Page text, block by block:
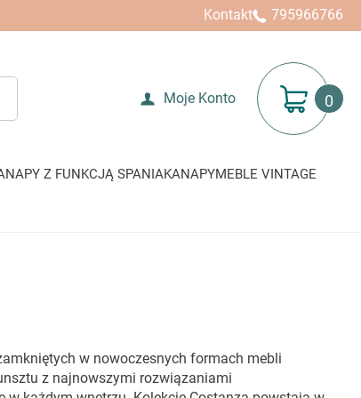
Kontakt 795966766
Moje Konto Mój koszyk
Z FUNKCJĄ SPANIAKANAPYMEBLE VINTAGE
w nowoczesnych formach mebli
z najnowszymi rozwiązaniami